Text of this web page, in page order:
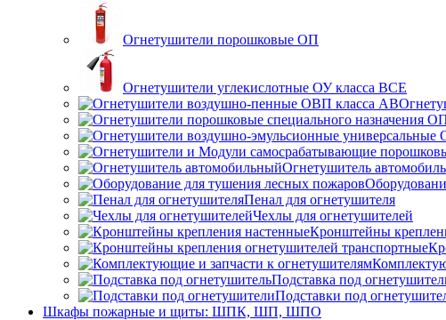
Огнетушители порошковые ОП
Огнетушители углекислотные ОУ класса ВСЕ
Огнетушитель
Пенал для огнетушителя
Чехлы для огнетушителей
Кронштейны
Подставка под
Подставки под
Шкафы пожарные и щиты: ШПК, ШП, ШПО